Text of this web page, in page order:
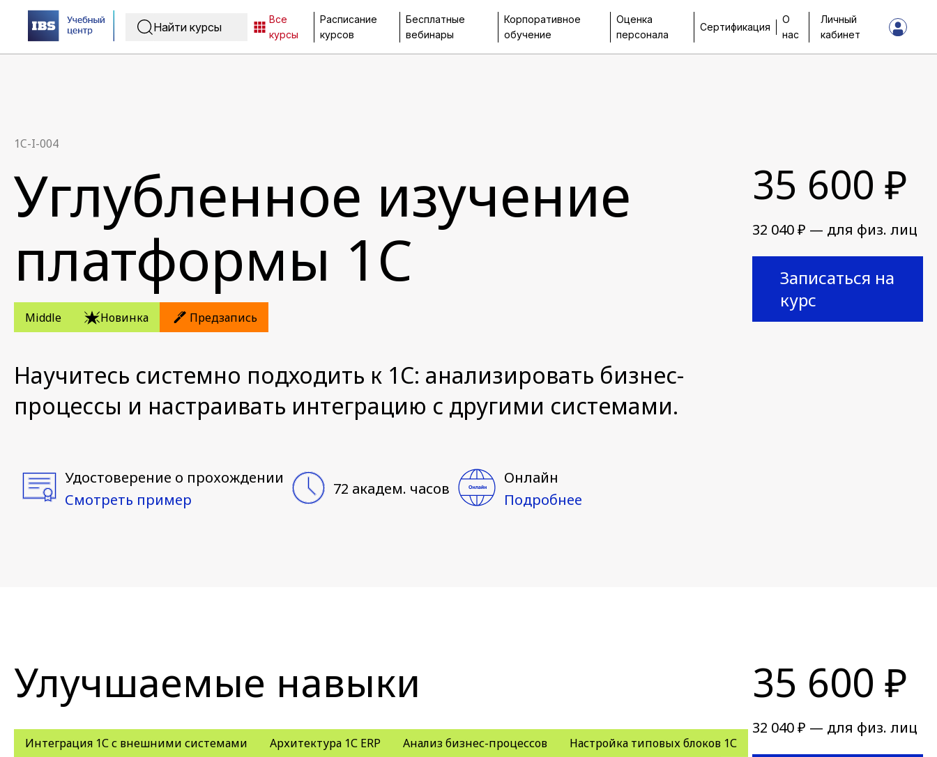
Все
курсы
Расписание
курсов
Бесплатные
вебинары
Корпоративное
обучение
Оценка
персонала
Сертификация
О
нас
Личный
кабинет
1C-I-004
Углубленное изучение
платформы 1C
Middle Новинка Предзапись
Научитесь системно подходить к 1С: анализировать бизнес-
процессы и настраивать интеграцию с другими системами.
Удостоверение о прохождении
Смотреть пример
72 академ. часов
Онлайн
Подробнее
35 600 ₽
32 040 ₽ — для физ. лиц
Записаться на
курс
Улучшаемые навыки
Интеграция 1С с внешними системами Архитектура 1С ERP Анализ бизнес-процессов
Настройка типовых блоков 1С
35 600 ₽
32 040 ₽ — для физ. лиц